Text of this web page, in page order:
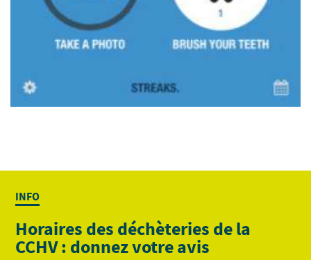
INFO
Horaires des déchèteries de la
CCHV : donnez votre avis